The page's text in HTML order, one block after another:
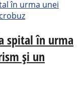
spital în urma
și un